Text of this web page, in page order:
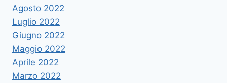
Agosto 2022
Luglio 2022
Giugno 2022
Maggio 2022
Aprile 2022
Marzo 2022